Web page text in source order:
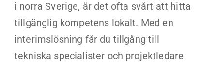
i norra Sverige, är det ofta svårt att hitta
tillgänglig kompetens lokalt. Med en
interimslösning får du tillgång till
tekniska specialister och projektledare